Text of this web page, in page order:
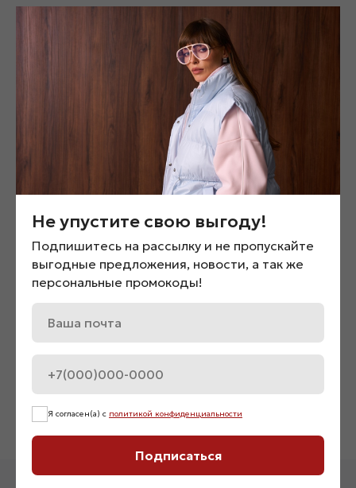
Бежевый
-в наличии по адресу:
г.Новокузнецк, ул. Доз10А ТРЦ
Брюки свободного кроя
«06605»
4 900 ₽
Колготки «08798»
Не упустите свою выгоду!
Подпишитесь на рассылку и не пропускайте
выгодные предложения, новости, а так же
персональные промокоды!
Я согласен(а) с политикой конфиденциальности
Подписаться